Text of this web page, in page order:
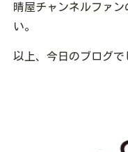
晴屋チャンネルファ
い。
以上、今日のブログで